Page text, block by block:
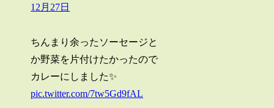
12月27日
ちんまり余ったソーセージと
か野菜を片付けたかったので
カレーにしました✨
pic.twitter.com/7tw5Gd9fAL